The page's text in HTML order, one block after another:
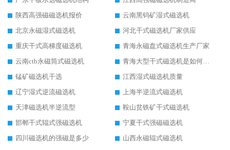
陕西高强磁磁选机报价
云南黑钨矿湿式磁选机
北京永磁湿式磁选机
河北干式磁选机厂家供应
重庆干式高梯度磁选机
青海永磁盘式磁选机生产厂家
云南ctb永磁筒式磁选机
青海大型干式磁选机是如何选矿的
锰矿磁选机干选
江西湿式磁选机质量
辽宁湿式逆流磁选机
上海半逆流式磁选机
天津磁选机半逆流型
鞍山贫铁矿干式磁选机
邯郸干式辊式强磁选机
宁夏干式强磁磁选机
四川磁选机的强磁是多少
山西永磁辊式磁选机